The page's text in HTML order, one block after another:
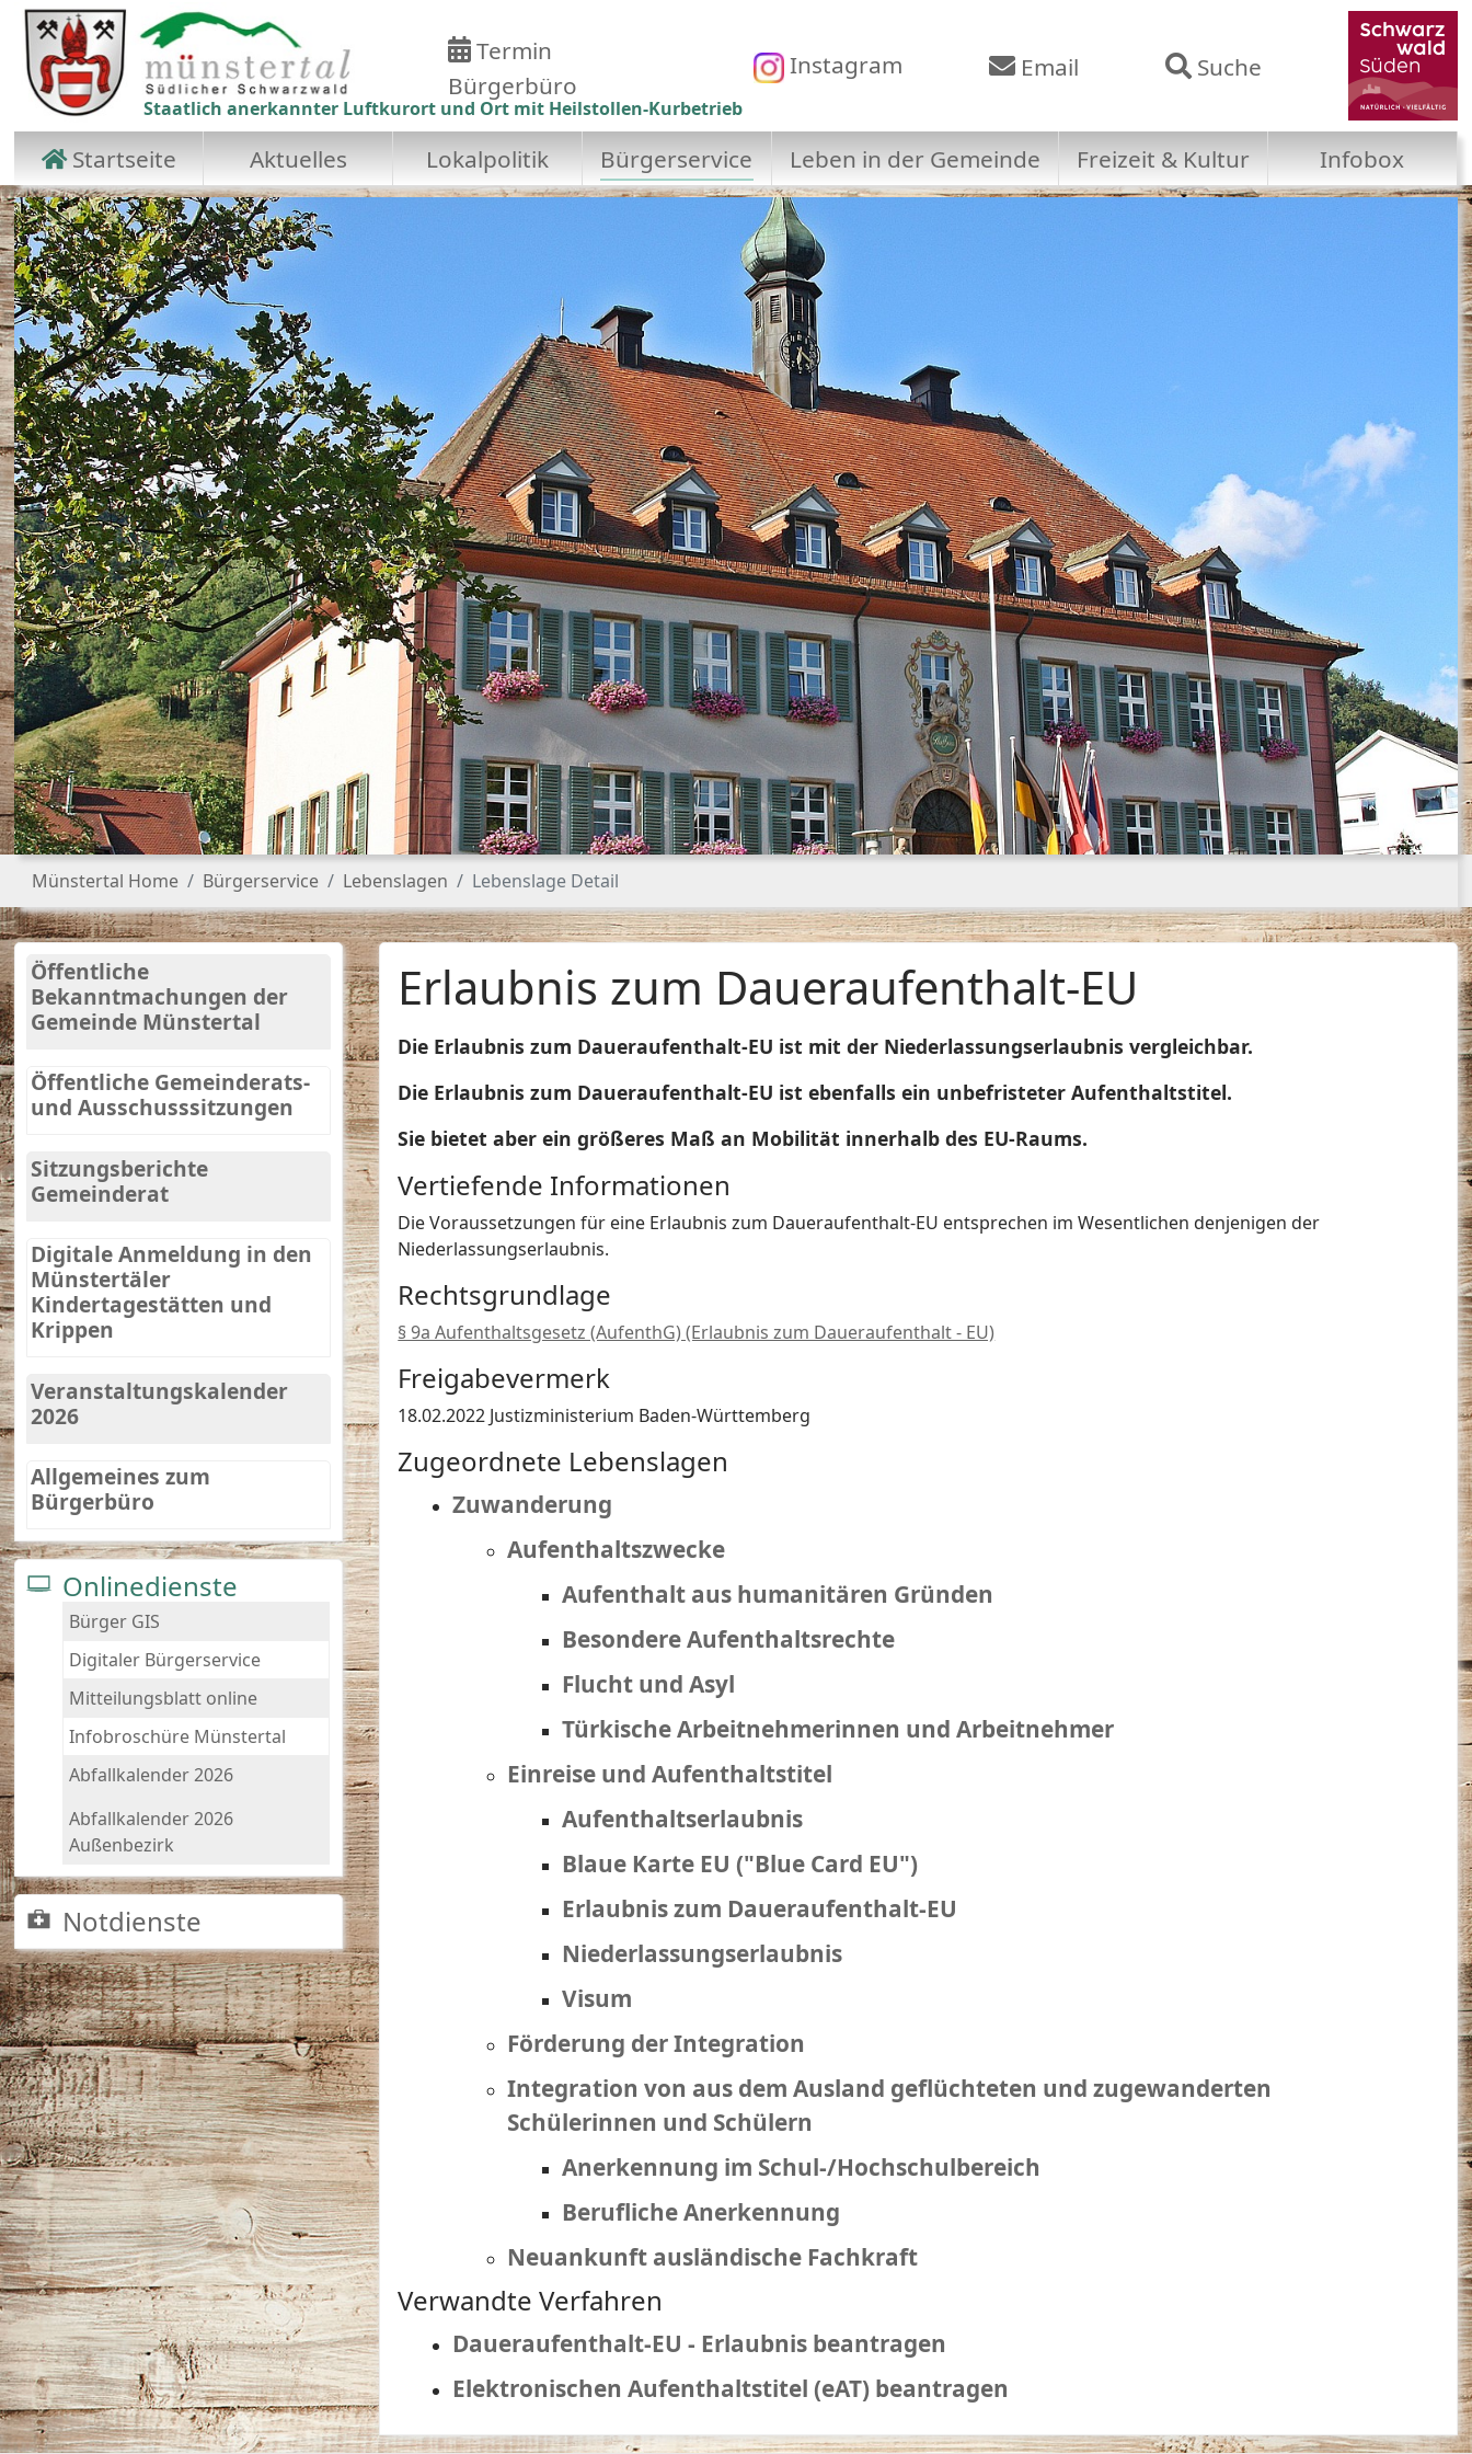
Zum Hauptinhalt springen
Staatlich anerkannter Luftkurort und Ort mit Heilstollen-Kurbetrieb
Termin
Bürgerbüro
Instagram Email Suche
Startseite Aktuelles Lokalpolitik Bürgerservice Leben in der Gemeinde Freizeit & Kultur Infobox
Sie sind hier:
Münstertal Home Bürgerservice Lebenslagen Lebenslage Detail
Erlaubnis zum Daueraufenthalt-EU
Die Erlaubnis zum Daueraufenthalt-EU ist mit der Niederlassungserlaubnis vergleichbar.
Die Erlaubnis zum Daueraufenthalt-EU ist ebenfalls ein unbefristeter Aufenthaltstitel.
Sie bietet aber ein größeres Maß an Mobilität innerhalb des EU-Raums.
Vertiefende Informationen
Die Voraussetzungen für eine Erlaubnis zum Daueraufenthalt-EU entsprechen im Wesentlichen denjenigen der
Niederlassungserlaubnis.
Rechtsgrundlage
§ 9a Aufenthaltsgesetz (AufenthG) (Erlaubnis zum Daueraufenthalt - EU)
Freigabevermerk
18.02.2022 Justizministerium Baden-Württemberg
Zugeordnete Lebenslagen
Zuwanderung
Aufenthaltszwecke
Aufenthalt aus humanitären Gründen
Besondere Aufenthaltsrechte
Flucht und Asyl
Türkische Arbeitnehmerinnen und Arbeitnehmer
Einreise und Aufenthaltstitel
Aufenthaltserlaubnis
Blaue Karte EU ("Blue Card EU")
Erlaubnis zum Daueraufenthalt-EU
Niederlassungserlaubnis
Visum
Förderung der Integration
Integration von aus dem Ausland geflüchteten und zugewanderten
Schülerinnen und Schülern
Anerkennung im Schul-/Hochschulbereich
Berufliche Anerkennung
Neuankunft ausländische Fachkraft
Verwandte Verfahren
Daueraufenthalt-EU - Erlaubnis beantragen
Elektronischen Aufenthaltstitel (eAT) beantragen
Öffentliche
Bekanntmachungen der
Gemeinde Münstertal
Öffentliche Gemeinderats-
und Ausschusssitzungen
Sitzungsberichte
Gemeinderat
Digitale Anmeldung in den
Münstertäler
Kindertagestätten und
Krippen
Veranstaltungskalender
2026
Allgemeines zum
Bürgerbüro
Onlinedienste
Bürger GIS
Digitaler Bürgerservice
Mitteilungsblatt online
Infobroschüre Münstertal
Abfallkalender 2026
Abfallkalender 2026
Außenbezirk
Notdienste